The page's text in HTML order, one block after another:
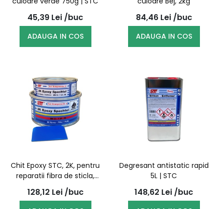
45,39 Lei /buc
ADAUGA IN COS
84,46 Lei /buc
ADAUGA IN COS
Chit Epoxy STC, 2K, pentru
reparatii fibra de sticla,
600g |
128,12 Lei /buc
Degresant antistatic rapid
5L | STC
148,62 Lei /buc